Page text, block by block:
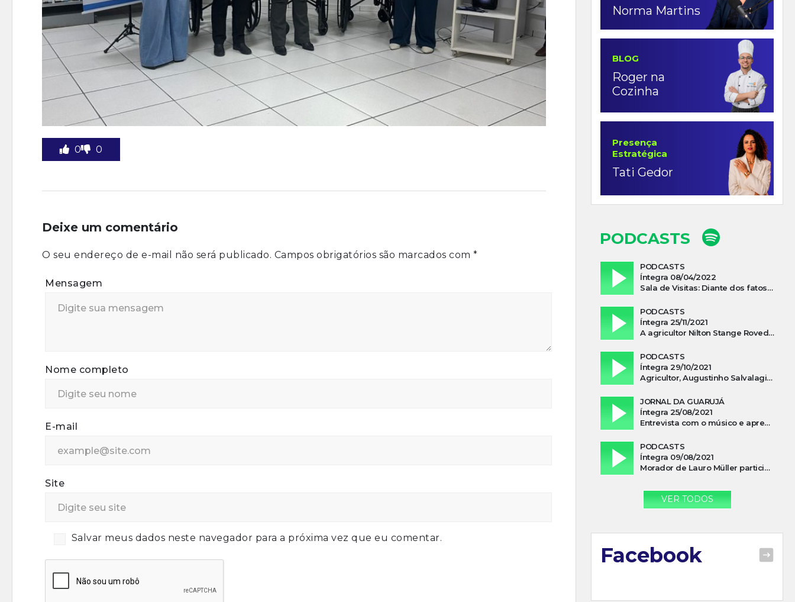
0 0
Deixe um comentário
O seu endereço de e-mail não será publicado. Campos obrigatórios são marcados com *
Mensagem
Nome completo
E-mail
Site
Salvar meus dados neste navegador para a próxima vez que eu comentar.
Norma Martins
BLOG
Roger na
Cozinha
Presença
Estratégica
Tati Gedor
PODCASTS
PODCASTS
Íntegra 08/04/2022
Sala de Visitas: Diante dos fatos que influenciam a economia o que podemos esperar de 2022
PODCASTS
Íntegra 25/11/2021
A agricultor Nilton Stange Roveda, afirma ter recebido ajuda espiritual durante acidente
PODCASTS
Íntegra 29/10/2021
Agricultor, Augustinho Salvalagio, relata sobre aparição do Cavaleiro Negro no Rio das Furnas
JORNAL DA GUARUJÁ
Íntegra 25/08/2021
Entrevista com o músico e apresentador, Lismael Ferrareis, no Cidade e Campo
PODCASTS
Íntegra 09/08/2021
Morador de Lauro Müller participa de motociata em apoio a Bolsonaro
VER TODOS
Facebook